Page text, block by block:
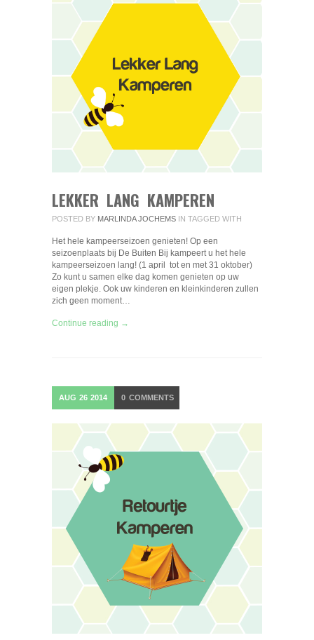
LEKKER LANG KAMPEREN
POSTED BY MARLINDA JOCHEMS IN TAGGED WITH
Het hele kampeerseizoen genieten! Op een
seizoenplaats bij De Buiten Bij kampeert u het hele
kampeerseizoen lang! (1 april tot en met 31 oktober)
Zo kunt u samen elke dag komen genieten op uw
eigen plekje. Ook uw kinderen en kleinkinderen zullen
zich geen moment…
Continue reading →
AUG 26 2014 0 COMMENTS